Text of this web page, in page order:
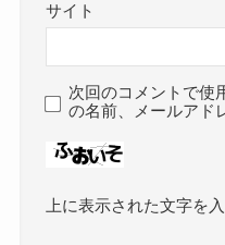
サイト
次回のコメントで使
の名前、メールアド
上に表示された文字を